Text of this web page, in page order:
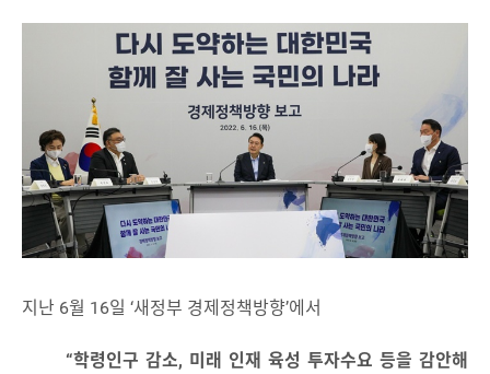
지난 6월 16일 ‘새정부 경제정책방향’에서
“학령인구 감소, 미래 인재 육성 투자수요 등을 감안해